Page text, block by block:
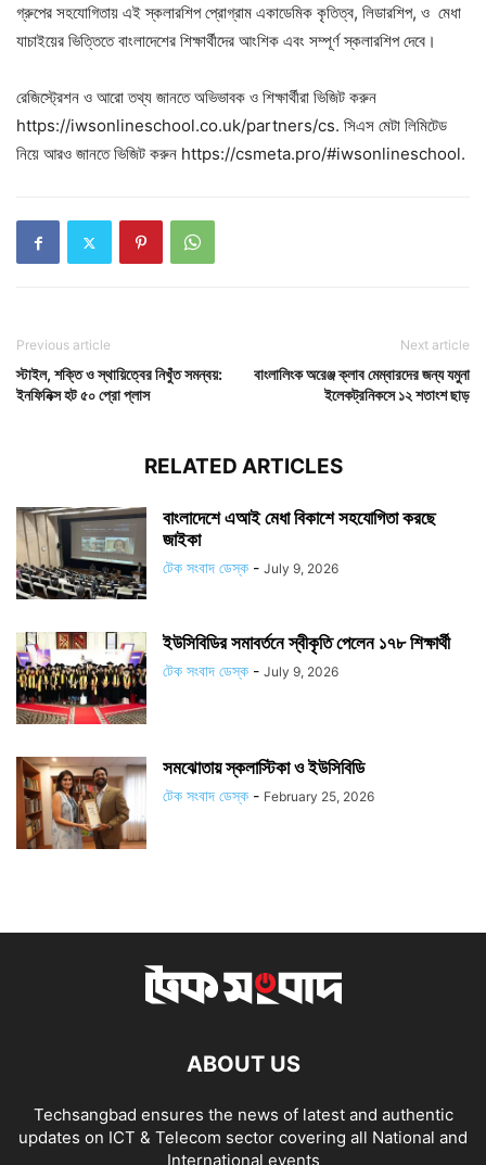
গ্রুপের সহযোগিতায় এই স্কলারশিপ প্রোগ্রাম একাডেমিক কৃতিত্ব, লিডারশিপ, ও মেধা
যাচাইয়ের ভিত্তিতে বাংলাদেশের শিক্ষার্থীদের আংশিক এবং সম্পূর্ণ স্কলারশিপ দেবে।
রেজিস্ট্রেশন ও আরো তথ্য জানতে অভিভাবক ও শিক্ষার্থীরা ভিজিট করুন
https://iwsonlineschool.co.uk/partners/cs. সিএস মেটা লিমিটেড
নিয়ে আরও জানতে ভিজিট করুন https://csmeta.pro/#iwsonlineschool.
Previous article
স্টাইল, শক্তি ও স্থায়িত্বের নিখুঁত সমন্বয়:
ইনফিনিক্স হট ৫০ প্রো প্লাস
Next article
বাংলালিংক অরেঞ্জ ক্লাব মেম্বারদের জন্য যমুনা
ইলেকট্রনিকসে ১২ শতাংশ ছাড়
RELATED ARTICLES
বাংলাদেশে এআই মেধা বিকাশে সহযোগিতা করছে
জাইকা
টেক সংবাদ ডেস্ক - July 9, 2026
ইউসিবিডির সমাবর্তনে স্বীকৃতি পেলেন ১৭৮ শিক্ষার্থী
টেক সংবাদ ডেস্ক - July 9, 2026
সমঝোতায় স্কলাস্টিকা ও ইউসিবিডি
টেক সংবাদ ডেস্ক - February 25, 2026
ABOUT US
Techsangbad ensures the news of latest and authentic
updates on ICT & Telecom sector covering all National and
International events